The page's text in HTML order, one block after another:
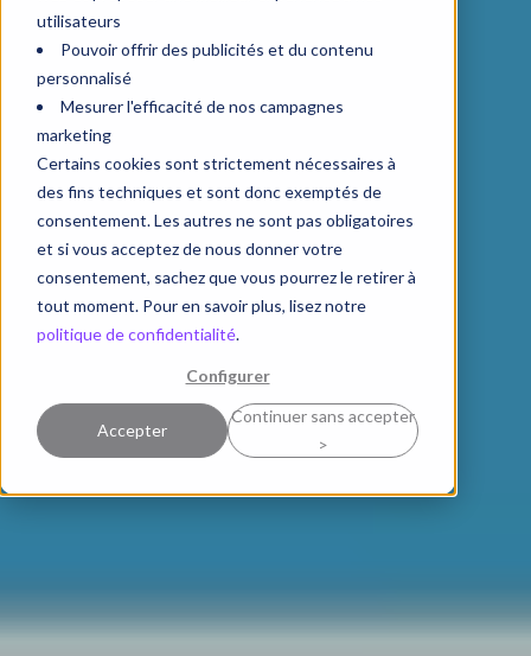
utilisateurs
Pouvoir offrir des publicités et du contenu
personnalisé
Mesurer l'efficacité de nos campagnes
marketing
Certains cookies sont strictement nécessaires à
des fins techniques et sont donc exemptés de
consentement. Les autres ne sont pas obligatoires
et si vous acceptez de nous donner votre
consentement, sachez que vous pourrez le retirer à
tout moment. Pour en savoir plus, lisez notre
politique de confidentialité.
Configurer
Accepter
Continuer sans accepter
>